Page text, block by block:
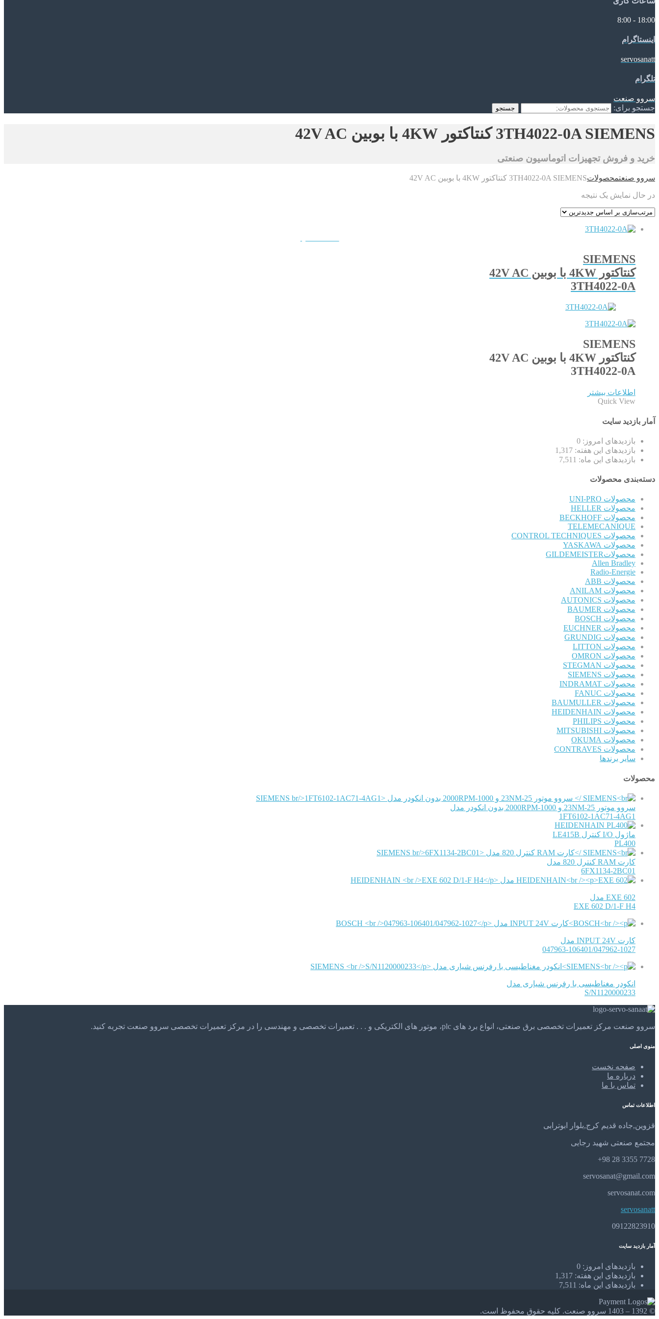
18:00 - 8:00
اینستاگرام
servosanatt
تلگرام
سروو صنعت
جستجو برای:
جستجو
3TH4022-0A SIEMENS کنتاکتور 4KW با بوبین 42V AC
خرید و فروش تجهیزات اتوماسیون صنعتی
سروو صنعتمحصولات3TH4022-0A SIEMENS کنتاکتور 4KW با بوبین 42V AC
در حال نمایش یک نتیجه
SIEMENS
کنتاکتور 4KW با بوبین 42V AC
3TH4022-0A
SIEMENS
کنتاکتور 4KW با بوبین 42V AC
3TH4022-0A
اطلاعات بیشتر
Quick View
آمار بازدید سایت
بازدیدهای امروز: 0
بازدیدهای این هفته: 1,317
بازدیدهای این ماه: 7,511
دسته‌بندی محصولات
محصولات UNI-PRO
محصولات HELLER
محصولات BECKHOFF
TELEMECANIQUE
محصولات CONTROL TECHNIQUES
محصولات YASKAWA
محصولاتGILDEMEISTER
Allen Bradley
Radio-Energie
محصولات ABB
محصولات ANILAM
محصولات AUTONICS
محصولات BAUMER
محصولات BOSCH
محصولات EUCHNER
محصولات GRUNDIG
محصولات LITTON
محصولات OMRON
محصولات STEGMAN
محصولات SIEMENS
محصولات INDRAMAT
محصولات FANUC
محصولات BAUMULLER
محصولات HEIDENHAIN
محصولات PHILIPS
محصولات MITSUBISHI
محصولات OKUMA
محصولات CONTRAVES
سایر برندها
محصولات
SIEMENS
سروو موتور 25-23NM و 1000-2000RPM بدون انکودر مدل
1FT6102-1AC71-4AG1
HEIDENHAIN
ماژول I/O کنترل LE415B
PL400
SIEMENS
کارت RAM کنترل 820 مدل
6FX1134-2BC01
HEIDENHAIN
EXE 602 مدل
EXE 602 D/1-F H4
BOSCH
کارت INPUT 24V مدل
047963-106401/047962-1027
SIEMENS
انکودر مغناطیسی با رفرنس شیاری مدل
S/N1120000233
سروو صنعت مرکز تعمیرات تخصصی برق صنعتی، انواع برد های plc، موتور های الکتریکی و . . . تعمیرات تخصصی و مهندسی را در مرکز تعمیرات تخصصی سروو صنعت تجربه کنید.
منوی اصلی
صفحه نخست
درباره ما
تماس با ما
اطلاعات تماس
قزوین,جاده قدیم کرج,بلوار ابوترابی
مجتمع صنعتی شهید رجایی
7728 3355 28 98+
servosanat@gmail.com
servosanat.com
servosanatt
09122823910
آمار بازدید سایت
بازدیدهای امروز: 0
بازدیدهای این هفته: 1,317
بازدیدهای این ماه: 7,511
© 1392 – 1403 سروو صنعت. کلیه حقوق محفوظ است.